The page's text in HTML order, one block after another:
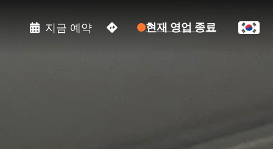
지금 예약 현재 영업 종료